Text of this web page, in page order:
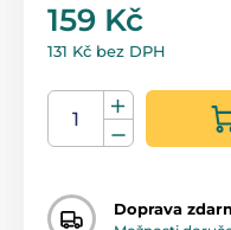
159 Kč
131 Kč bez DPH
Doprava